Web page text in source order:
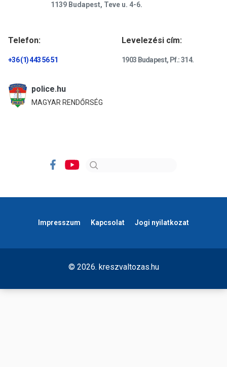
1139 Budapest, Teve u. 4-6.
Telefon:
+36 (1) 443 56 51
Levelezési cím:
1903 Budapest, Pf.: 314.
police.hu
MAGYAR RENDŐRSÉG
Impresszum Kapcsolat Jogi nyilatkozat
© 2026. kreszvaltozas.hu